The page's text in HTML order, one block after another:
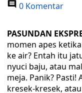
0 Komentar
PASUNDAN
momen apes
ke air? Entah itu
nyuci baju, atau
meja. Panik? Pasti!
kresek-kresek,